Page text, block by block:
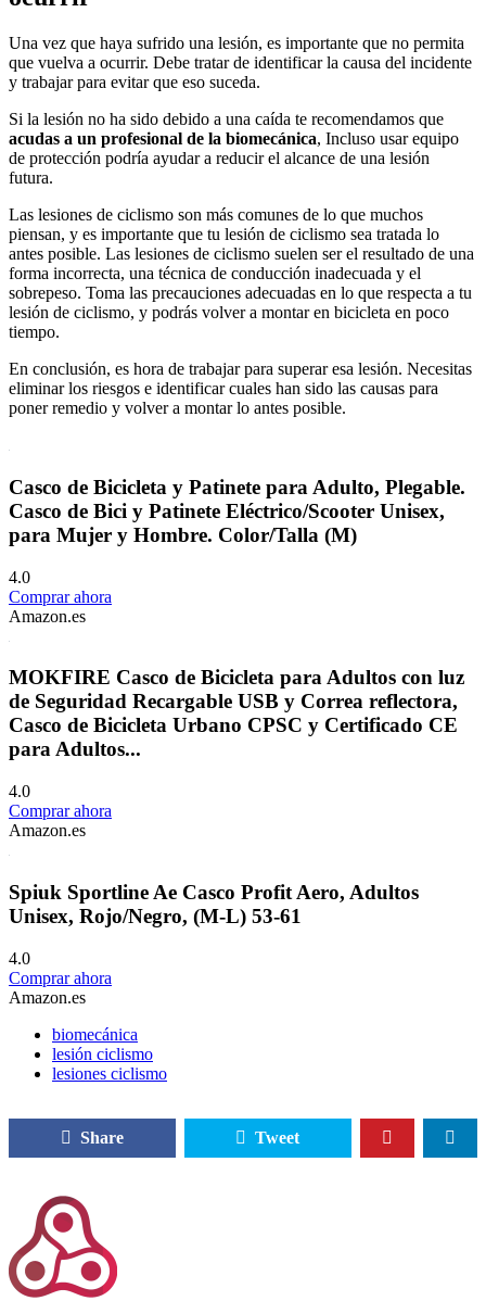
Una vez que haya sufrido una lesión, es importante que no permita
que vuelva a ocurrir. Debe tratar de identificar la causa del incidente
y trabajar para evitar que eso suceda.
Si la lesión no ha sido debido a una caída te recomendamos que
acudas a un profesional de la biomecánica, Incluso usar equipo
de protección podría ayudar a reducir el alcance de una lesión
futura.
Las lesiones de ciclismo son más comunes de lo que muchos
piensan, y es importante que tu lesión de ciclismo sea tratada lo
antes posible. Las lesiones de ciclismo suelen ser el resultado de una
forma incorrecta, una técnica de conducción inadecuada y el
sobrepeso. Toma las precauciones adecuadas en lo que respecta a tu
lesión de ciclismo, y podrás volver a montar en bicicleta en poco
tiempo.
En conclusión, es hora de trabajar para superar esa lesión. Necesitas
eliminar los riesgos e identificar cuales han sido las causas para
poner remedio y volver a montar lo antes posible.
Casco de Bicicleta y Patinete para Adulto, Plegable.
Casco de Bici y Patinete Eléctrico/Scooter Unisex,
para Mujer y Hombre. Color/Talla (M)
4.0
Comprar ahora
Amazon.es
MOKFIRE Casco de Bicicleta para Adultos con luz
de Seguridad Recargable USB y Correa reflectora,
Casco de Bicicleta Urbano CPSC y Certificado CE
para Adultos...
4.0
Comprar ahora
Amazon.es
Spiuk Sportline Ae Casco Profit Aero, Adultos
Unisex, Rojo/Negro, (M-L) 53-61
4.0
Comprar ahora
Amazon.es
biomecánica
lesión ciclismo
lesiones ciclismo
Share Tweet